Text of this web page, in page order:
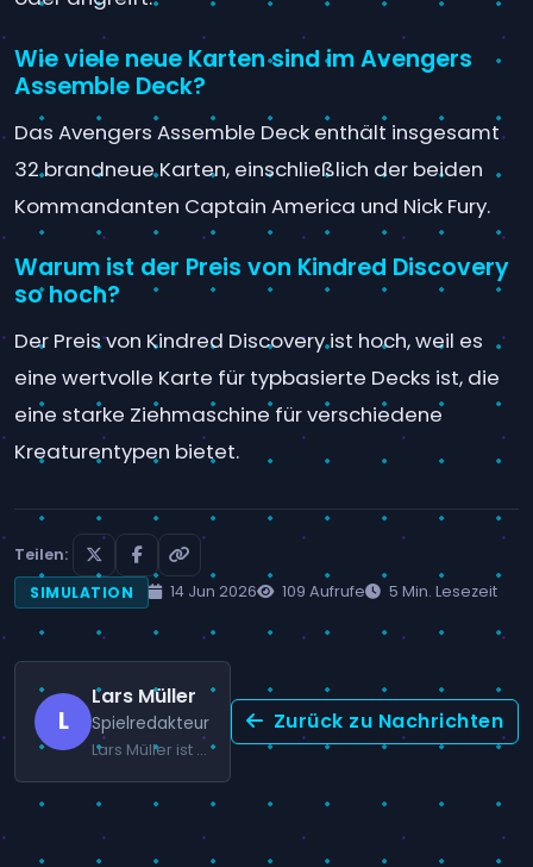
Wie viele neue Karten sind im Avengers
Assemble Deck?
Das Avengers Assemble Deck enthält insgesamt
32 brandneue Karten, einschließlich der beiden
Kommandanten Captain America und Nick Fury.
Warum ist der Preis von Kindred Discovery
so hoch?
Der Preis von Kindred Discovery ist hoch, weil es
eine wertvolle Karte für typbasierte Decks ist, die
eine starke Ziehmaschine für verschiedene
Kreaturentypen bietet.
Teilen:
SIMULATION
14 Jun 2026 109 Aufrufe 5 Min. Lesezeit
L
Lars Müller
Spielredakteur
Lars Müller ist ein deutscher Spielejournalist, der sich auf den europäischen Spielemarkt und PC-Spiele spezialisiert hat.
Zurück zu Nachrichten